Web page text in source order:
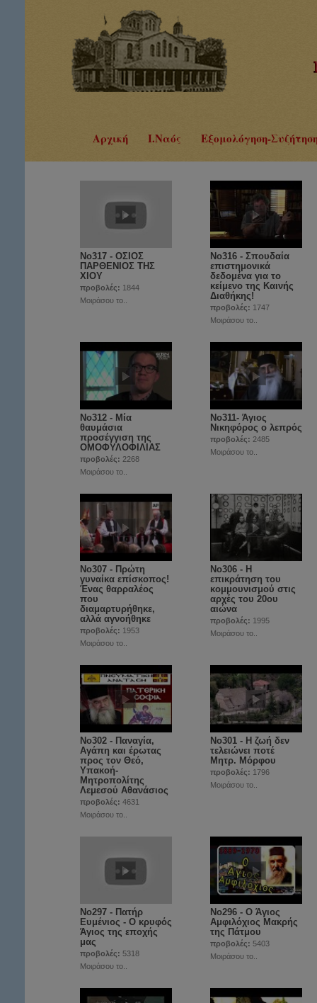
Αρχική Ι.Ναός Εξομολόγηση-
No317 - ΟΣΙΟΣ
ΠΑΡΘΕΝΙΟΣ ΤΗΣ
ΧΙΟΥ
προβολές: 1844
Μοιράσου το..
Νο316 - Σπουδαία
επιστημονικά
δεδομένα για το
κείμενο της Καινής
Διαθήκης!
προβολές: 1747
Μοιράσου το..
No312 - Μία
θαυμάσια
προσέγγιση της
ΟΜΟΦΥΛΟΦΙΛΙΑΣ
προβολές: 2268
Μοιράσου το..
Νο311- Άγιος
Νικηφόρος ο λεπρός
προβολές: 2485
Μοιράσου το..
No307 - Πρώτη
γυναίκα επίσκοπος!
Ένας θαρραλέος
που
διαμαρτυρήθηκε,
αλλά αγνοήθηκε
προβολές: 1953
Μοιράσου το..
No306 - Η
επικράτηση του
κομμουνισμού στις
αρχές του 20ου
αιώνα
προβολές: 1995
Μοιράσου το..
No302 - Παναγία,
Αγάπη και έρωτας
προς τον Θεό,
Υπακοή-
Μητροπολίτης
Λεμεσού Αθανάσιος
προβολές: 4631
Μοιράσου το..
No301 - Η ζωή δεν
τελειώνει ποτέ
Μητρ. Μόρφου
προβολές: 1796
Μοιράσου το..
No297 - Πατήρ
Ευμένιος - Ο κρυφός
Άγιος της εποχής
μας
προβολές: 5318
Μοιράσου το..
Νο296 - Ο Άγιος
Αμφιλόχιος Μακρής
της Πάτμου
προβολές: 5403
Μοιράσου το..